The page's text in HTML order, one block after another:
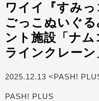
ワイイ『すみ
ごっこぬいぐ
ント施設「ナ
ラインクレーン
2025.12.13 <PASH!
PASH! PLUS